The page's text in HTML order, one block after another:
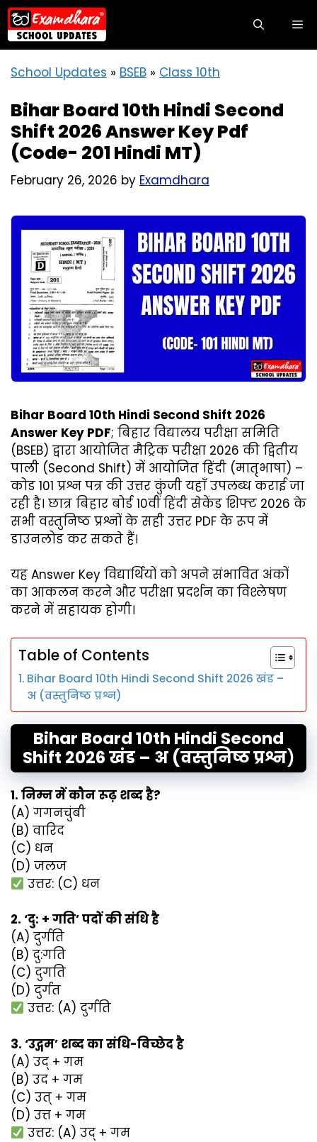
Skip
to
content
School Updates » BSEB » Class 10th
Bihar Board 10th Hindi Second
Shift 2026 Answer Key Pdf
(Code- 201 Hindi MT)
February 26, 2026 by Examdhara
Bihar Board 10th Hindi Second Shift 2026
Answer Key PDF; बिहार विद्यालय परीक्षा समिति
(BSEB) द्वारा आयोजित मैट्रिक परीक्षा 2026 की द्वितीय
पाली (Second Shift) में आयोजित हिंदी (मातृभाषा) –
कोड 101 प्रश्न पत्र की उत्तर कुंजी यहाँ उपलब्ध कराई जा
रही है। छात्र बिहार बोर्ड 10वीं हिंदी सेकेंड शिफ्ट 2026 के
सभी वस्तुनिष्ठ प्रश्नों के सही उत्तर PDF के रूप में
डाउनलोड कर सकते हैं।
यह Answer Key विद्यार्थियों को अपने संभावित अंकों
का आकलन करने और परीक्षा प्रदर्शन का विश्लेषण
करने में सहायक होगी।
Table of Contents
Bihar Board 10th Hindi Second Shift 2026 खंड –
अ (वस्तुनिष्ठ प्रश्न)
Bihar Board 10th Hindi Second
Shift 2026खंड – अ (वस्तुनिष्ठ प्रश्न)
1. निम्न में कौन रूढ़ शब्द है?
(A) गगनचुंबी
(B) वारिद
(C) धन
(D) जलज
उत्तर: (C) धन
2. ‘दु: + गति’ पदों की संधि है
(A) दुर्गति
(B) दु:गति
(C) दुगति
(D) दुर्गत
उत्तर: (A) दुर्गति
3. ‘उद्गम’ शब्द का संधि-विच्छेद है
(A) उद् + गम
(B) उद + गम
(C) उत् + गम
(D) उत्त + गम
उत्तर: (A) उद् + गम